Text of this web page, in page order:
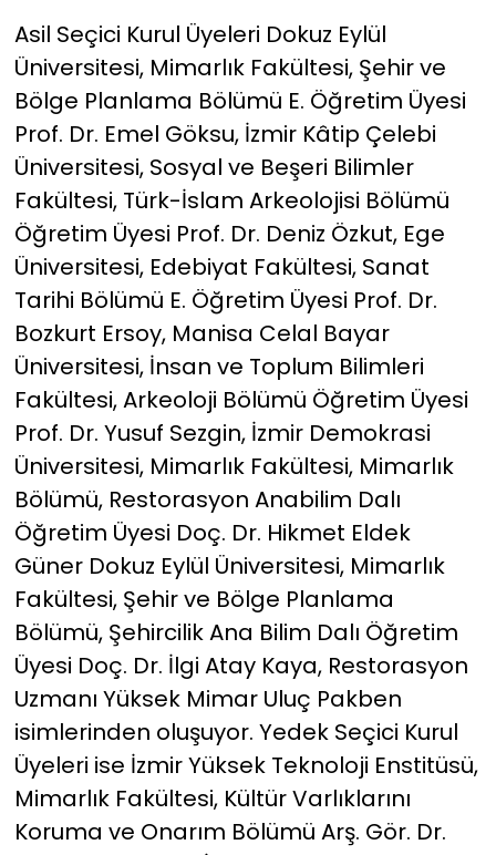
Asil Seçici Kurul Üyeleri Dokuz Eylül
Üniversitesi, Mimarlık Fakültesi, Şehir ve
Bölge Planlama Bölümü E. Öğretim Üyesi
Prof. Dr. Emel Göksu, İzmir Kâtip Çelebi
Üniversitesi, Sosyal ve Beşeri Bilimler
Fakültesi, Türk-İslam Arkeolojisi Bölümü
Öğretim Üyesi Prof. Dr. Deniz Özkut, Ege
Üniversitesi, Edebiyat Fakültesi, Sanat
Tarihi Bölümü E. Öğretim Üyesi Prof. Dr.
Bozkurt Ersoy, Manisa Celal Bayar
Üniversitesi, İnsan ve Toplum Bilimleri
Fakültesi, Arkeoloji Bölümü Öğretim Üyesi
Prof. Dr. Yusuf Sezgin, İzmir Demokrasi
Üniversitesi, Mimarlık Fakültesi, Mimarlık
Bölümü, Restorasyon Anabilim Dalı
Öğretim Üyesi Doç. Dr. Hikmet Eldek
Güner Dokuz Eylül Üniversitesi, Mimarlık
Fakültesi, Şehir ve Bölge Planlama
Bölümü, Şehircilik Ana Bilim Dalı Öğretim
Üyesi Doç. Dr. İlgi Atay Kaya, Restorasyon
Uzmanı Yüksek Mimar Uluç Pakben
isimlerinden oluşuyor. Yedek Seçici Kurul
Üyeleri ise İzmir Yüksek Teknoloji Enstitüsü,
Mimarlık Fakültesi, Kültür Varlıklarını
Koruma ve Onarım Bölümü Arş. Gör. Dr.